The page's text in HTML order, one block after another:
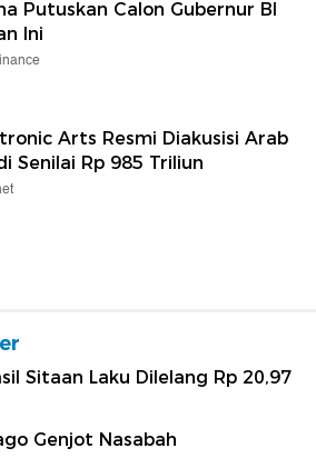
Putuskan Calon Gubernur BI
Ini
Arts Resmi Diakusisi Arab
Senilai Rp 985 Triliun
Sitaan Laku Dilelang Rp 20,97
Genjot Nasabah